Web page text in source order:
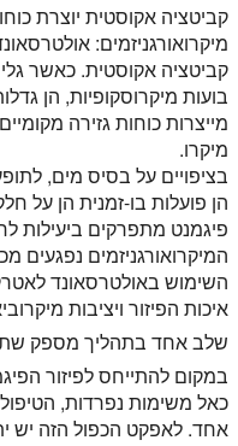
קביטציה אקוסטית יוצרת
מיקרואורגניזמים:
קביטציה אקוסטית. כאשר גלי
בועות מיקרוסקופיות, הן
מייצרות כוחות גזירה
מיקרו.
בציפויים על בסיס מים,
הן פועלות בו-זמנית הן על
פיגמנט מתפרקים ביעילות
המיקרואורגניזמים נפגעים
השימוש באולטרסאונד
איכות הפיזור ויציבות
שלב אחד בתהליך מספק שתי
במקום להתייחס לפיזור
כאל משימות נפרדות,
אחד. לאפקט הכפול הזה יש